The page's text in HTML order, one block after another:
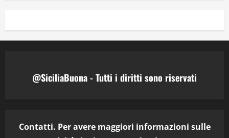
@SiciliaBuona - Tutti i diritti sono riservati
Contatti. Per avere maggiori informazioni sulle